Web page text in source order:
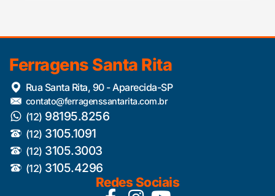
Ferragens Santa Rita
Rua Santa Rita, 90 - Aparecida-SP
contato@ferragenssantarita.com.br
(12) 98195.8256
(12) 3105.1091
(12) 3105.3003
(12) 3105.4296
Redes Sociais